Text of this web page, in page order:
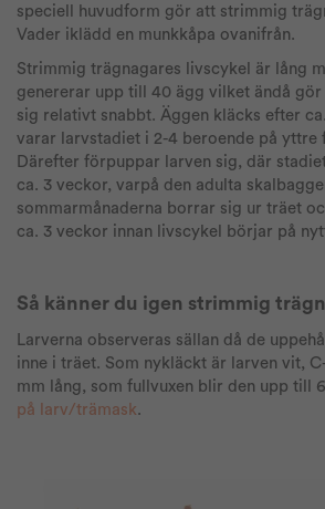
speciell huvudform gör att strimmig
Vader iklädd en munkkåpa ovanifrån.
Strimmig trägnagares livscykel är lång
genererar upp till 40 ägg vilket ändå
sig relativt snabbt. Äggen kläcks efter
varar larvstadiet i 2-4 beroende på yttre
Därefter förpuppar larven sig, där
ca. 3 veckor, varpå den adulta
sommarmånaderna borrar sig ur träet
ca. 3 veckor innan livscykel börjar på
Så känner du igen strimmig
Larverna observeras sällan då de
inne i träet. Som nykläckt är larven vit,
mm lång, som fullvuxen blir den upp till
på larv/trämask.